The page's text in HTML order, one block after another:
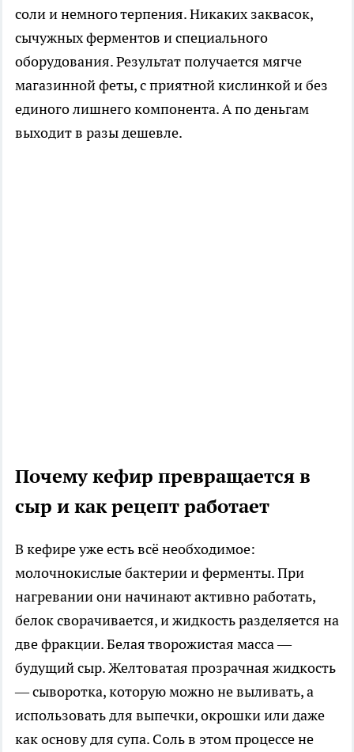
соли и немного терпения. Никаких заквасок,
сычужных ферментов и специального
оборудования. Результат получается мягче
магазинной феты, с приятной кислинкой и без
единого лишнего компонента. А по деньгам
выходит в разы дешевле.
Почему кефир превращается в
сыр и как рецепт работает
В кефире уже есть всё необходимое:
молочнокислые бактерии и ферменты. При
нагревании они начинают активно работать,
белок сворачивается, и жидкость разделяется на
две фракции. Белая творожистая масса —
будущий сыр. Желтоватая прозрачная жидкость
— сыворотка, которую можно не выливать, а
использовать для выпечки, окрошки или даже
как основу для супа. Соль в этом процессе не